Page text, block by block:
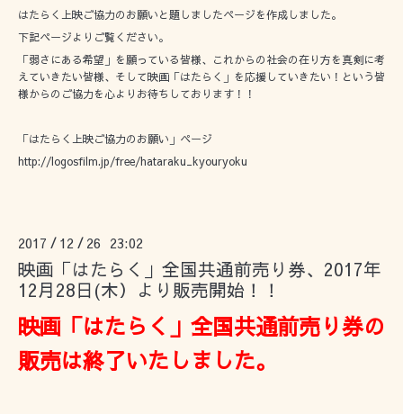
はたらく上映ご協力のお願いと題しましたページを作成しました。
下記ページよりご覧ください。
「弱さにある希望」を願っている皆様、これからの社会の在り方を真剣に考
えていきたい皆様、そして映画「はたらく」を応援していきたい！という皆
様からのご協力を心よりお待ちしております！！
「はたらく上映ご協力のお願い」ページ
http://logosfilm.jp/free/hataraku_kyouryoku
2017 / 12 / 26 23:02
映画「はたらく」全国共通前売り券、2017年
12月28日(木）より販売開始！！
映画「はたらく」全国共通前売り券の
販売は終了いたしました。